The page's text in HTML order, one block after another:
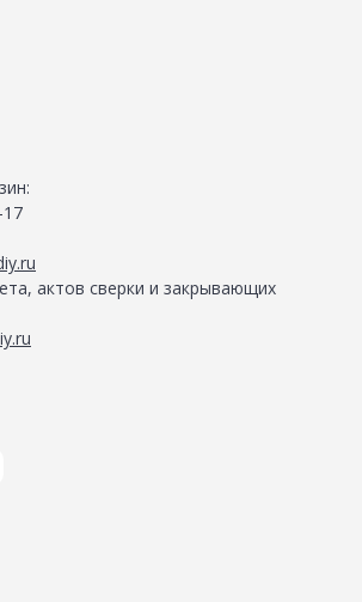
актов сверки и закрывающих